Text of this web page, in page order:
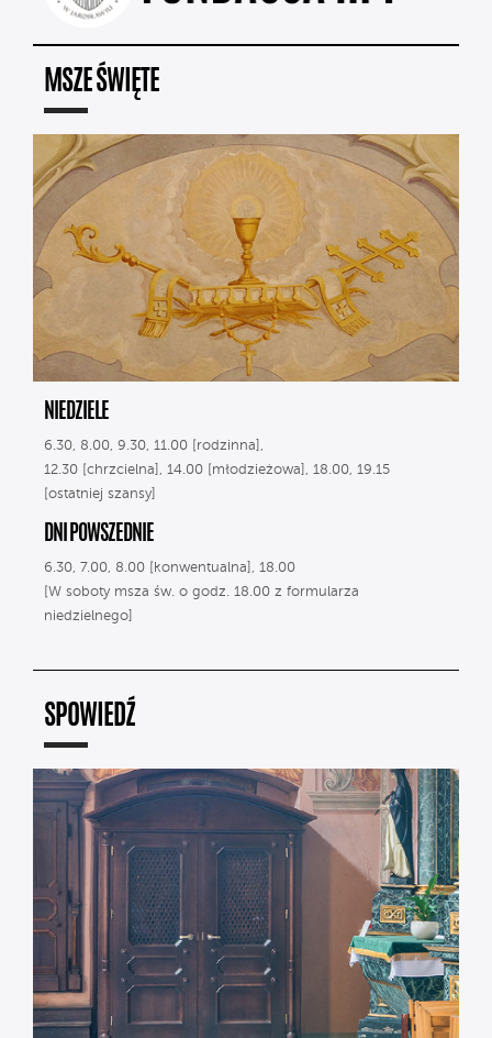
MSZE ŚWIĘTE
NIEDZIELE
6.30, 8.00, 9.30, 11.00 [rodzinna],
12.30 [chrzcielna], 14.00 [młodzieżowa], 18.00, 19.15
[ostatniej szansy]
DNI POWSZEDNIE
6.30, 7.00, 8.00 [konwentualna], 18.00
[W soboty msza św. o godz. 18.00 z formularza
niedzielnego]
SPOWIEDŹ